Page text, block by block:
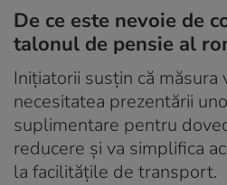
De ce este nevoie de
talonul de pensie al
Inițiatorii susțin că măsura
necesitatea prezentării
suplimentare pentru
reducere și va simplifica
la facilitățile de transport.